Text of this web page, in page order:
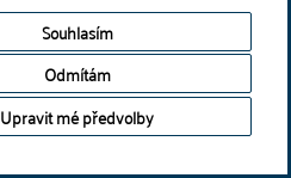
Souhlasím
Odmítám
Upravit mé předvolby